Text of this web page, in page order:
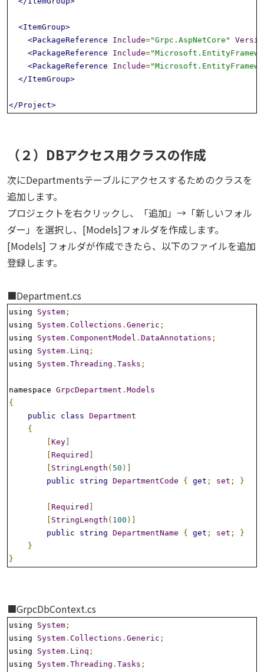
<ItemGroup>
<PackageReference
Include="Grpc.AspNetCore"
<PackageReference
Include=
<PackageReference
Include=
</ItemGroup>
</Project>
（２）DBアクセス用クラスの作成
次にDepartmentsテーブルにアクセスするためのクラスを
追加します。
プロジェクトを右クリックし、「追加」→「新しいフォル
ダー」を選択し、[Models]フォルダを作成します。
[Models] フォルダが作成できたら、以下のファイルを追加
登録します。
■Department.cs
using System ;
using System . Collections . Generic ;
using System . ComponentModel . DataAnnotations ;
using System . Linq ;
using System . Threading . Tasks ;
namespace GrpcDepartment . Models
{
public
class Department
{
Key
Required
StringLength ( 50 )]
public
string DepartmentCode { get ; set ; }
Required
StringLength ( 100 )]
public
string DepartmentName { get ; set ;
}
}
}
■GrpcDbContext.cs
using System ;
using System . Collections . Generic ;
using System . Linq ;
using System . Threading . Tasks ;